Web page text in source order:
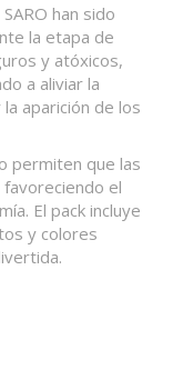
han sido
la etapa de
y atóxicos,
a aliviar la
aparición de los
permiten que las
el
El pack incluye
y colores